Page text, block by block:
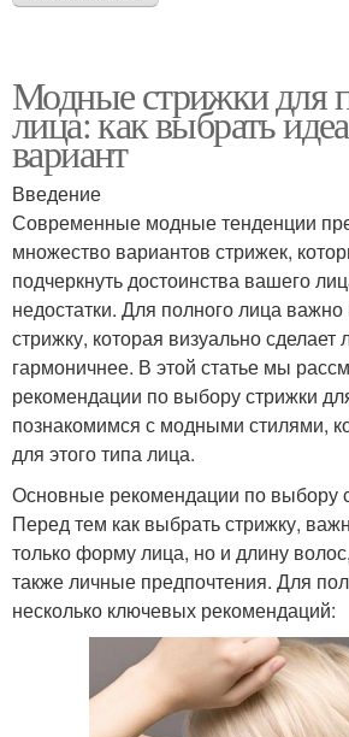
Модные стрижки для
лица: как выбрать
вариант
Введение
Современные модные тенденции
множество вариантов стрижек,
подчеркнуть достоинства вашего
недостатки. Для полного лица
стрижку, которая визуально сделает
гармоничнее. В этой статье мы
рекомендации по выбору стрижки
познакомимся с модными стилями,
для этого типа лица.
Основные рекомендации по выбору
Перед тем как выбрать стрижку,
только форму лица, но и длину
также личные предпочтения. Для
несколько ключевых рекомендаций: